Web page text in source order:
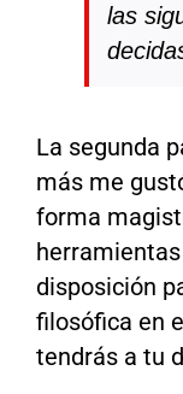
las
La segunda
más me
forma
disposición
filosófica en
tendrás a tu